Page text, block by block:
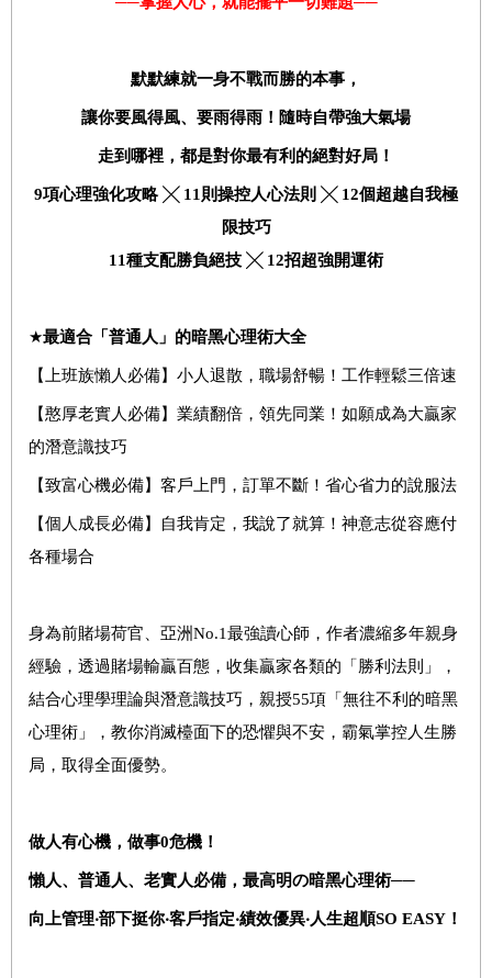
默默練就一身不戰而勝的本事，
讓你要風得風、要雨得雨！隨時自帶強大氣場
走到哪裡，都是對你最有利的絕對好局！
9項心理強化攻略 ╳ 11 則操控人心法則 ╳ 12個超越自我極
限技巧
11種支配勝負絕技 ╳ 12招超強開運術
★最適合「普通人」的暗黑心理術大全
【上班族懶人必備】小人退散，職場舒暢！工作輕鬆三倍速
【憨厚老實人必備】業績翻倍，領先同業！如願成為大贏家
的潛意識技巧
【致富心機必備】客戶上門，訂單不斷！省心省力的說服法
【個人成長必備】自我肯定，我說了就算！神意志從容應付
各種場合
身為前賭場荷官、亞洲No.1最強讀心師，作者濃縮多年親身
經驗，透過賭場輸贏百態，收集贏家各類的「勝利法則」，
結合心理學理論與潛意識技巧，親授55項「無往不利的暗黑
心理術」，教你消滅檯面下的恐懼與不安，霸氣掌控人生勝
局，取得全面優勢。
做人有心機，做事0危機！
懶人、普通人、老實人必備，最高明の暗黑心理術──
向上管理‧部下挺你‧客戶指定‧績效優異‧人生超順SO EASY ！